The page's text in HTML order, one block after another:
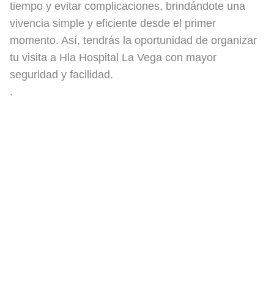
tiempo y evitar complicaciones, brindándote una
vivencia simple y eficiente desde el primer
momento. Así, tendrás la oportunidad de organizar
tu visita a Hla Hospital La Vega con mayor
seguridad y facilidad.
.